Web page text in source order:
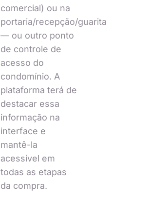
comercial) ou na
portaria/recepção/guarita
— ou outro ponto
de controle de
acesso do
condomínio. A
plataforma terá de
destacar essa
informação na
interface e
mantê-la
acessível em
todas as etapas
da compra.